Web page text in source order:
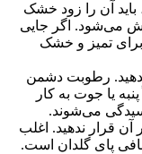
آن را زود خشک
می‌شود. اگر جایی
تمیز و خشک
رطوبت دشمن
یا جوت به کار
می‌شوند.
آن قرار ندهید. اغلب
پای گلدان است.